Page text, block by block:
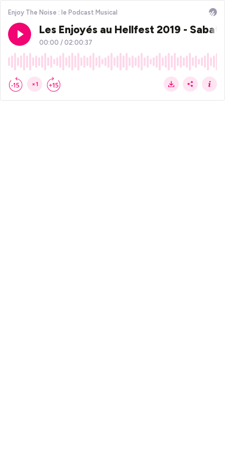
Enjoy The Noise : le Podcast Musical
Les Enjoyés au Hellfest 2019 -
00:00 / 02:00:37
×1